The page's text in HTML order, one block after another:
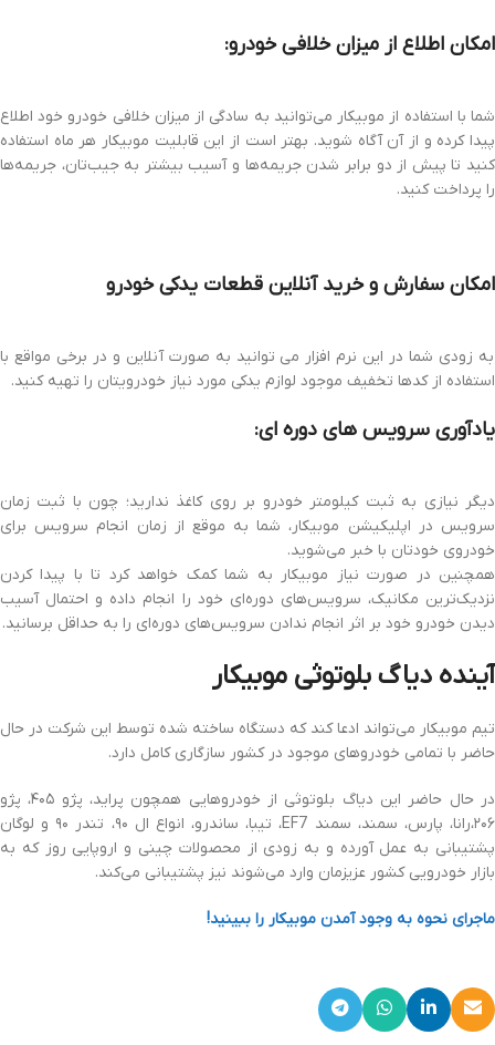
امکان اطلاع از میزان خلافی خودرو:
شما با استفاده از موبیکار می‌توانید به سادگی از میزان خلافی خودرو خود اطلاع
پیدا کرده و از آن آگاه شوید. بهتر است از این قابلیت موبیکار هر ماه استفاده
کنید تا پیش از دو برابر شدن جریمه‌ها و آسیب بیشتر به جیب‌تان، جریمه‌ها
را پرداخت کنید.
امکان سفارش و خرید آنلاین قطعات یدکی خودرو
به زودی شما در این نرم افزار می توانید به صورت آنلاین و در برخی مواقع با
استفاده از کدها تخفیف موجود لوازم یدکی مورد نیاز خودرویتان را تهیه کنید.
یادآوری سرویس های دوره ای:
دیگر نیازی به ثبت کیلومتر خودرو بر روی کاغذ ندارید؛ چون با ثبت زمان
سرویس در اپلیکیشن موبیکار، شما به موقع از زمان انجام سرویس برای
خودروی خودتان با خبر می‌شوید.
همچنین در صورت نیاز موبیکار به شما کمک خواهد کرد تا با پیدا کردن
نزدیک‌ترین مکانیک، سرویس‌های دوره‌ای خود را انجام داده و احتمال آسیب
دیدن خودرو خود بر اثر انجام ندادن سرویس‌های دوره‌ای را به حداقل برسانید.
آینده دیاگ بلوتوثی موبیکار
تیم موبیکار می‌تواند ادعا کند که دستگاه ساخته شده توسط این شرکت در حال
حاضر با تمامی خودروهای موجود در کشور سازگاری کامل دارد.
در حال حاضر این دیاگ بلوتوثی از خودروهایی همچون پراید، پژو ۴۰۵، پژو
۲۰۶،رانا، پارس، سمند، سمند EF7، تیبا، ساندرو، انواع ال ۹۰، تندر ۹۰ و لوگان
پشتیبانی به عمل آورده و به زودی از محصولات چینی و اروپایی روز که به
بازار خودرویی کشور عزیزمان وارد می‌شوند نیز پشتیبانی می‌کند.
ماجرای نحوه به وجود آمدن موبیکار را ببینید!